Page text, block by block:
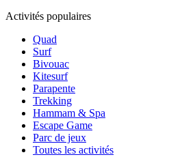
Activités populaires
Quad
Surf
Bivouac
Kitesurf
Parapente
Trekking
Hammam & Spa
Escape Game
Parc de jeux
Toutes les activités